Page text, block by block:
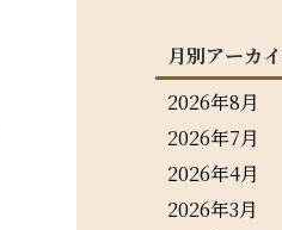
月別アーカ
2026年8月
2026年7月
2026年4月
2026年3月